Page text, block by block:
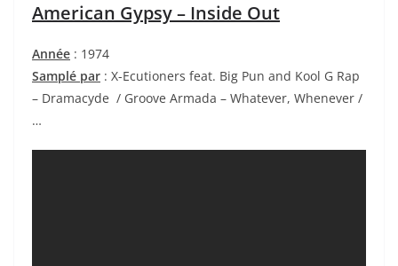
American Gypsy – Inside Out
Année : 1974
Samplé par : X-Ecutioners feat. Big Pun and Kool G Rap
– Dramacyde / Groove Armada – Whatever, Whenever /
…